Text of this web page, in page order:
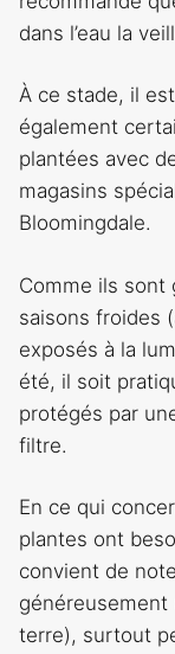
dans l’eau la
À ce stade, il
également
plantées avec
magasins
Bloomingdale.
Comme ils sont
saisons froides
exposés à la
été, il soit
protégés par
filtre.
En ce qui
plantes ont
convient de
généreusement
terre), surtout